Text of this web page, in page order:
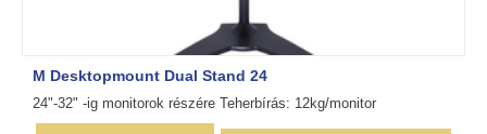
M Desktopmount Dual Stand 24
24"-32" -ig monitorok részére Teherbírás: 12kg/monitor